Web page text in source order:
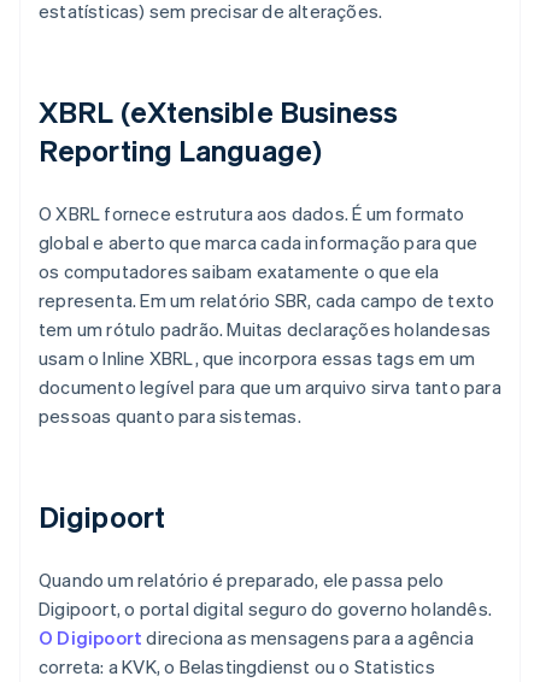
estatísticas) sem precisar de alterações.
XBRL (eXtensible Business
Reporting Language)
O XBRL fornece estrutura aos dados. É um formato
global e aberto que marca cada informação para que
os computadores saibam exatamente o que ela
representa. Em um relatório SBR, cada campo de texto
tem um rótulo padrão. Muitas declarações holandesas
usam o Inline XBRL, que incorpora essas tags em um
documento legível para que um arquivo sirva tanto para
pessoas quanto para sistemas.
Digipoort
Quando um relatório é preparado, ele passa pelo
Digipoort, o portal digital seguro do governo holandês.
O Digipoort direciona as mensagens para a agência
correta: a KVK, o Belastingdienst ou o Statistics